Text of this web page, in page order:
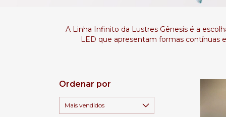
A Linha Infinito da Lustres Gênesis é a
LED que apresentam formas contínuas
Ordenar por